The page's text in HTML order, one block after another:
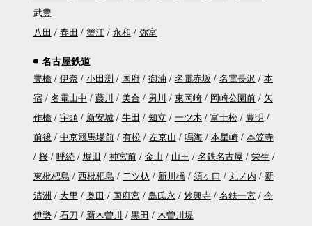
武豊
八田
春田 蟹江 永和 弥富
名古屋鉄道
豊橋 伊奈 小田渕 国府 御油 名電赤坂 名電長沢
本
宿
名電山中 藤川 美合 男川 東岡崎 岡崎公園前
矢
作橋
宇頭 新安城 牛田 知立 一ツ木 富士松
豊明
前後
中京競馬場前 有松 左京山 鳴海 本星崎
本笠寺
桜
呼続 堀田 神宮前 金山 山王 名鉄名古屋
栄生
東枇杷島
西枇杷島 二ツ杁 新川橋 須ヶ口 丸ノ内
新
清洲
大里 奥田 国府宮 島氏永 妙興寺 名鉄一宮
今
伊勢
石刀 新木曽川 黒田
木曽川堤